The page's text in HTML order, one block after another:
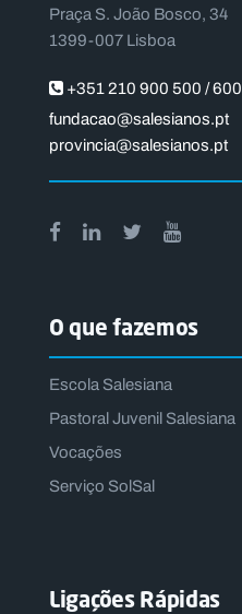
Praça S. João Bosco, 34
1399-007 Lisboa
+351 210 900 500 / 600
fundacao@salesianos.pt
provincia@salesianos.pt
O que fazemos
Escola Salesiana
Pastoral Juvenil Salesiana
Vocações
Serviço SolSal
Ligações Rápidas